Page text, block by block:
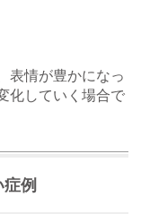
表情が豊かになっ
化していく場合で
症例